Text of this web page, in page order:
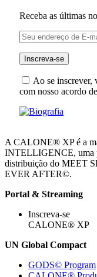
Receba as últimas
Ao se inscrever,
com nosso acordo de
A CALONE® XP é a
INTELLIGENCE, uma
distribuição do MEET
EVER AFTER©.
Portal & Streaming
Inscreva-se
CALONE® XP
UN Global Compact
GODS© Program